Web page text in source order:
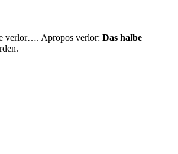
verlor…. Apropos verlor: Das halbe